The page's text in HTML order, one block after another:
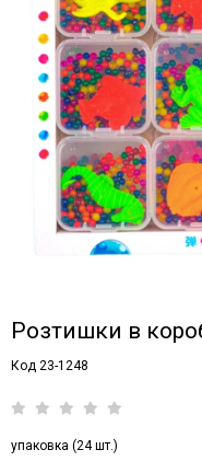
Розтишки в
Код 23-1248
упаковка (24 шт.)